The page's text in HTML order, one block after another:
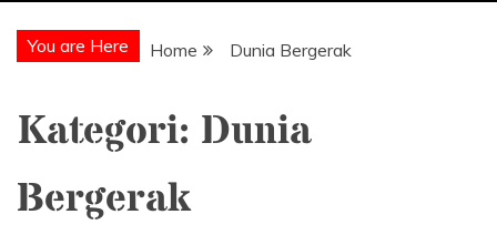
You are Here Home Dunia Bergerak
Kategori: Dunia
Bergerak